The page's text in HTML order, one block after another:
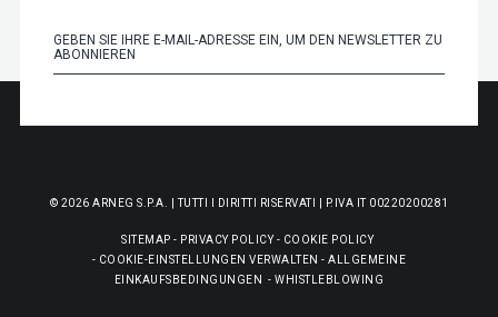
© 2026 ARNEG S.P.A. | TUTTI I DIRITTI RISERVATI | P.IVA IT 00220200281
SITEMAP - PRIVACY POLICY- COOKIE POLICY
- COOKIE-EINSTELLUNGEN VERWALTEN -ALLGEMEINE
EINKAUFSBEDINGUNGEN
-WHISTLEBLOWING